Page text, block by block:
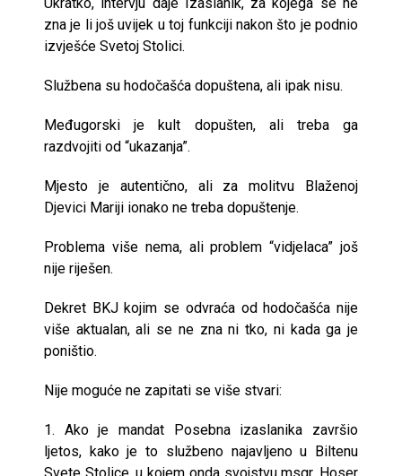
zna je li još uvijek u toj funkciji nakon što je podnio
izvješće Svetoj Stolici.
Službena su hodočašća dopuštena, ali ipak nisu.
Međugorski je kult dopušten, ali treba ga
razdvojiti od “ukazanja”.
Mjesto je autentično, ali za molitvu Blaženoj
Djevici Mariji ionako ne treba dopuštenje.
Problema više nema, ali problem “vidjelaca” još
nije riješen.
Dekret BKJ kojim se odvraća od hodočašća nije
više aktualan, ali se ne zna ni tko, ni kada ga je
poništio.
Nije moguće ne zapitati se više stvari:
1. Ako je mandat Posebna izaslanika završio
ljetos, kako je to službeno najavljeno u Biltenu